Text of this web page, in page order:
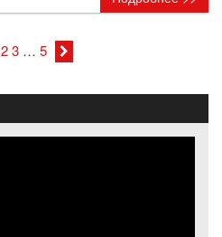
2 3 … 5